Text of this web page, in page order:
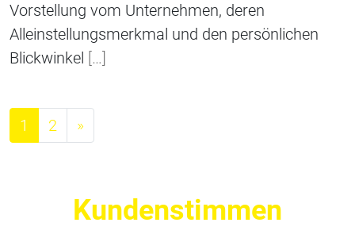
Vorstellung vom Unternehmen, deren
Alleinstellungsmerkmal und den persönlichen
Blickwinkel […]
Beitragsnavigation
1 2 »
Kundenstimmen